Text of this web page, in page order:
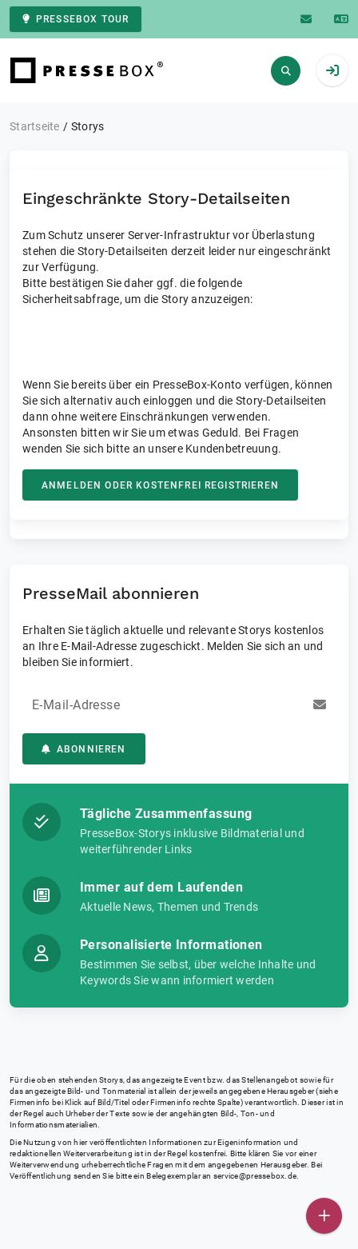
PRESSEBOX TOUR
Zur Startseite
Startseite Storys
Eingeschränkte Story-Detailseiten
Zum Schutz unserer Server-Infrastruktur vor Überlastung
stehen die Story-Detailseiten derzeit leider nur eingeschränkt
zur Verfügung.
Bitte bestätigen Sie daher ggf. die folgende
Sicherheitsabfrage, um die Story anzuzeigen:
Wenn Sie bereits über ein PresseBox-Konto verfügen, können
Sie sich alternativ auch einloggen und die Story-Detailseiten
dann ohne weitere Einschränkungen verwenden.
Ansonsten bitten wir Sie um etwas Geduld. Bei Fragen
wenden Sie sich bitte an unsere Kundenbetreuung.
ANMELDEN ODER KOSTENFREI REGISTRIEREN
PresseMail abonnieren
Erhalten Sie täglich aktuelle und relevante Storys kostenlos
an Ihre E-Mail-Adresse zugeschickt. Melden Sie sich an und
bleiben Sie informiert.
E-Mail-Adresse
ABONNIEREN
Tägliche Zusammenfassung
PresseBox-Storys inklusive Bildmaterial und
weiterführender Links
Immer auf dem Laufenden
Aktuelle News, Themen und Trends
Personalisierte Informationen
Bestimmen Sie selbst, über welche Inhalte und
Keywords Sie wann informiert werden
Für die oben stehenden Storys, das angezeigte Event bzw. das Stellenangebot sowie für
das angezeigte Bild- und Tonmaterial ist allein der jeweils angegebene Herausgeber (siehe
Firmeninfo bei Klick auf Bild/Titel oder Firmeninfo rechte Spalte) verantwortlich. Dieser ist in
der Regel auch Urheber der Texte sowie der angehängten Bild-, Ton- und
Informationsmaterialien.
Die Nutzung von hier veröffentlichten Informationen zur Eigeninformation und
redaktionellen Weiterverarbeitung ist in der Regel kostenfrei. Bitte klären Sie vor einer
Weiterverwendung urheberrechtliche Fragen mit dem angegebenen Herausgeber. Bei
Veröffentlichung senden Sie bitte ein Belegexemplar an service@pressebox.de